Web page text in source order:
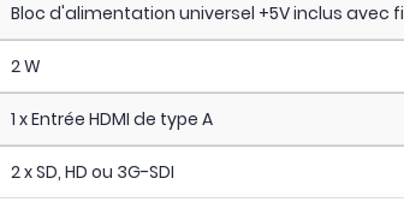
Bloc d'alimentation universel +5V inclus
2 W
1 x Entrée HDMI de type A
2 x SD, HD ou 3G-SDI